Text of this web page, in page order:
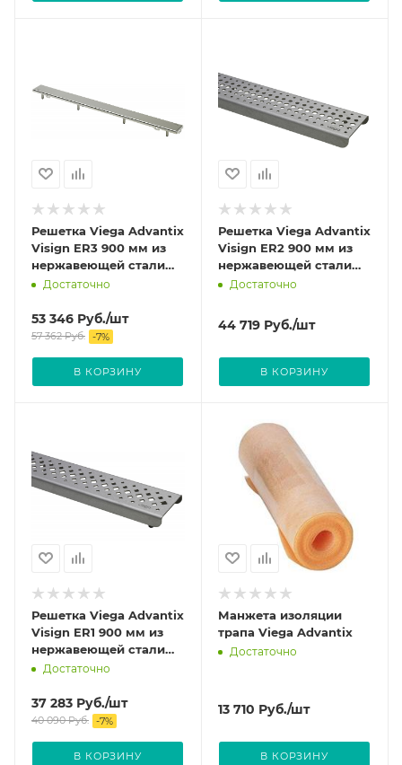
Решетка Viega Advantix
Visign ER3 900 мм из
нержавеющей стали
Достаточно
53 346 Руб./шт
57 362Руб. -7%
В КОРЗИНУ
Решетка Viega Advantix
Visign ER2 900 мм из
нержавеющей стали
Достаточно
44 719 Руб./шт
В КОРЗИНУ
Решетка Viega Advantix
Visign ER1 900 мм из
нержавеющей стали
Достаточно
37 283 Руб./шт
40 090Руб. -7%
В КОРЗИНУ
Манжета изоляции
трапа Viega Advantix
Достаточно
13 710 Руб./шт
В КОРЗИНУ